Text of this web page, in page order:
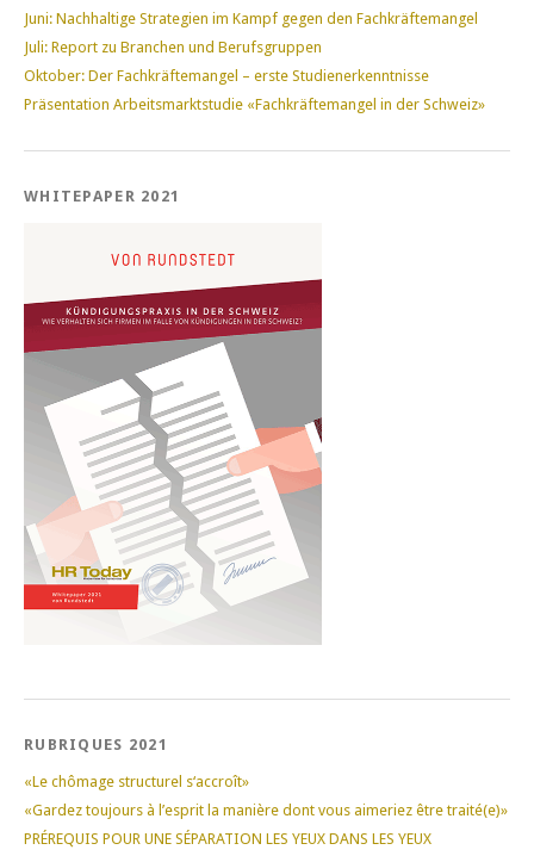
Juni: Nachhaltige Strategien im Kampf gegen den Fachkräftemangel
Juli: Report zu Branchen und Berufsgruppen
Oktober: Der Fachkräftemangel – erste Studienerkenntnisse
Präsentation Arbeitsmarktstudie «Fachkräftemangel in der Schweiz»
WHITEPAPER 2021
RUBRIQUES 2021
«Le chômage structurel s‘accroît»
«Gardez toujours à l’esprit la manière dont vous aimeriez être traité(e)»
PRÉREQUIS POUR UNE SÉPARATION LES YEUX DANS LES YEUX